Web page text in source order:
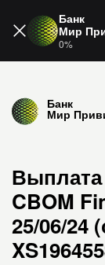
Банк
Мир
0%
Банк
Мир
Выплата
CBOM
25/06/24